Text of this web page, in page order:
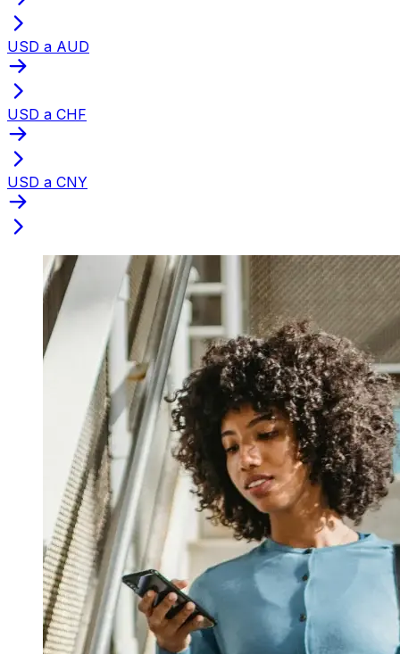
USD a AUD
USD a CHF
USD a CNY